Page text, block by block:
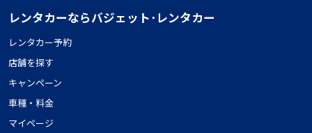
レンタカーならバジェット･レンタカー
レンタカー予約
店舗を探す
キャンペーン
車種・料金
マイページ